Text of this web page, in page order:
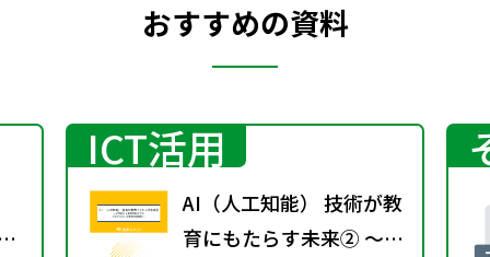
おすすめの資料
ICT活用
AI（人工知能） 技術が教
育にもたらす未来② ～小